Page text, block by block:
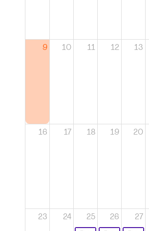
9 10 11 12 13
16 17 18 19 20
23 24 25 26 27